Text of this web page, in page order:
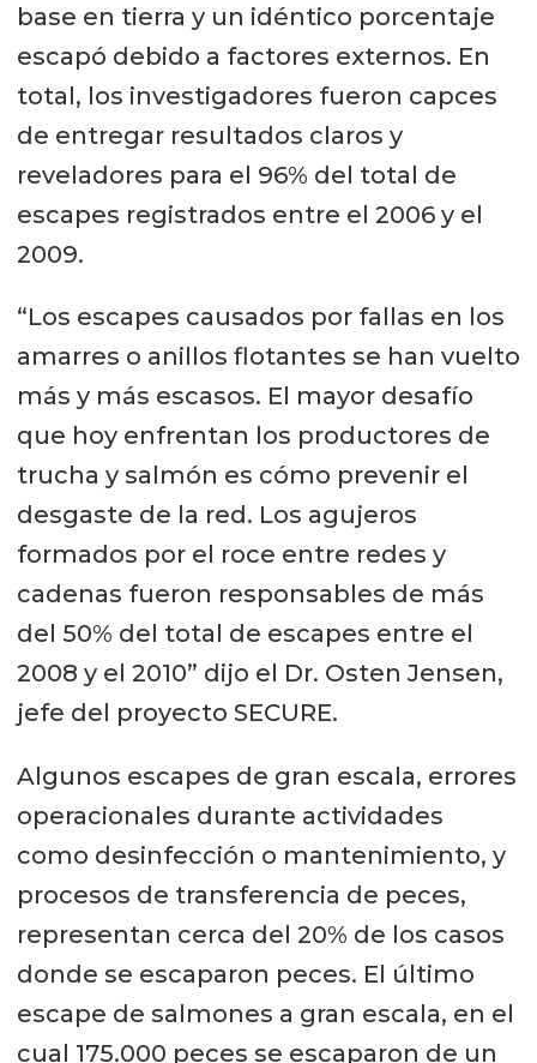
base en tierra y un idéntico porcentaje
escapó debido a factores externos. En
total, los investigadores fueron capces
de entregar resultados claros y
reveladores para el 96% del total de
escapes registrados entre el 2006 y el
2009.
“Los escapes causados por fallas en los
amarres o anillos flotantes se han vuelto
más y más escasos. El mayor desafío
que hoy enfrentan los productores de
trucha y salmón es cómo prevenir el
desgaste de la red. Los agujeros
formados por el roce entre redes y
cadenas fueron responsables de más
del 50% del total de escapes entre el
2008 y el 2010” dijo el Dr. Osten Jensen,
jefe del proyecto SECURE.
Algunos escapes de gran escala, errores
operacionales durante actividades
como desinfección o mantenimiento, y
procesos de transferencia de peces,
representan cerca del 20% de los casos
donde se escaparon peces. El último
escape de salmones a gran escala, en el
cual 175.000 peces se escaparon de un